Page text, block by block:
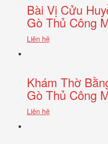
Bài Vị Cửu
Gò Thủ Công
Liên hệ
Khám Thờ
Gò Thủ Công
Liên hệ